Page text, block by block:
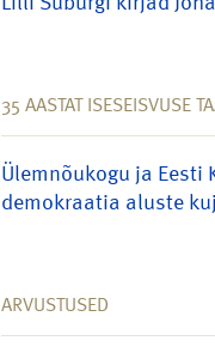
35 AASTAT ISESEISVUSE
Ülemnõukogu ja
demokraatia aluste
ARVUSTUSED